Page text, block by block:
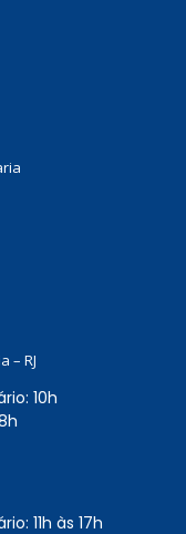
– RJ
10h
11h às 17h